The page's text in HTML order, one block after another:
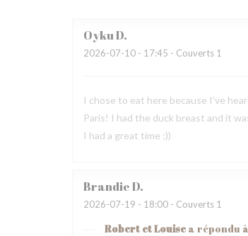
OykuD
2026-07-10 - 17:45 - Couverts 1
I chose to eat here because I’ve
Paris! I had the duck breast and it
I had a great time :))
BrandieD
2026-07-19 - 18:00 - Couverts 1
Robert et Louise a répondu